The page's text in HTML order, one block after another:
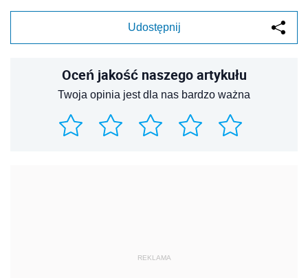
Udostępnij
Oceń jakość naszego artykułu
Twoja opinia jest dla nas bardzo ważna
REKLAMA